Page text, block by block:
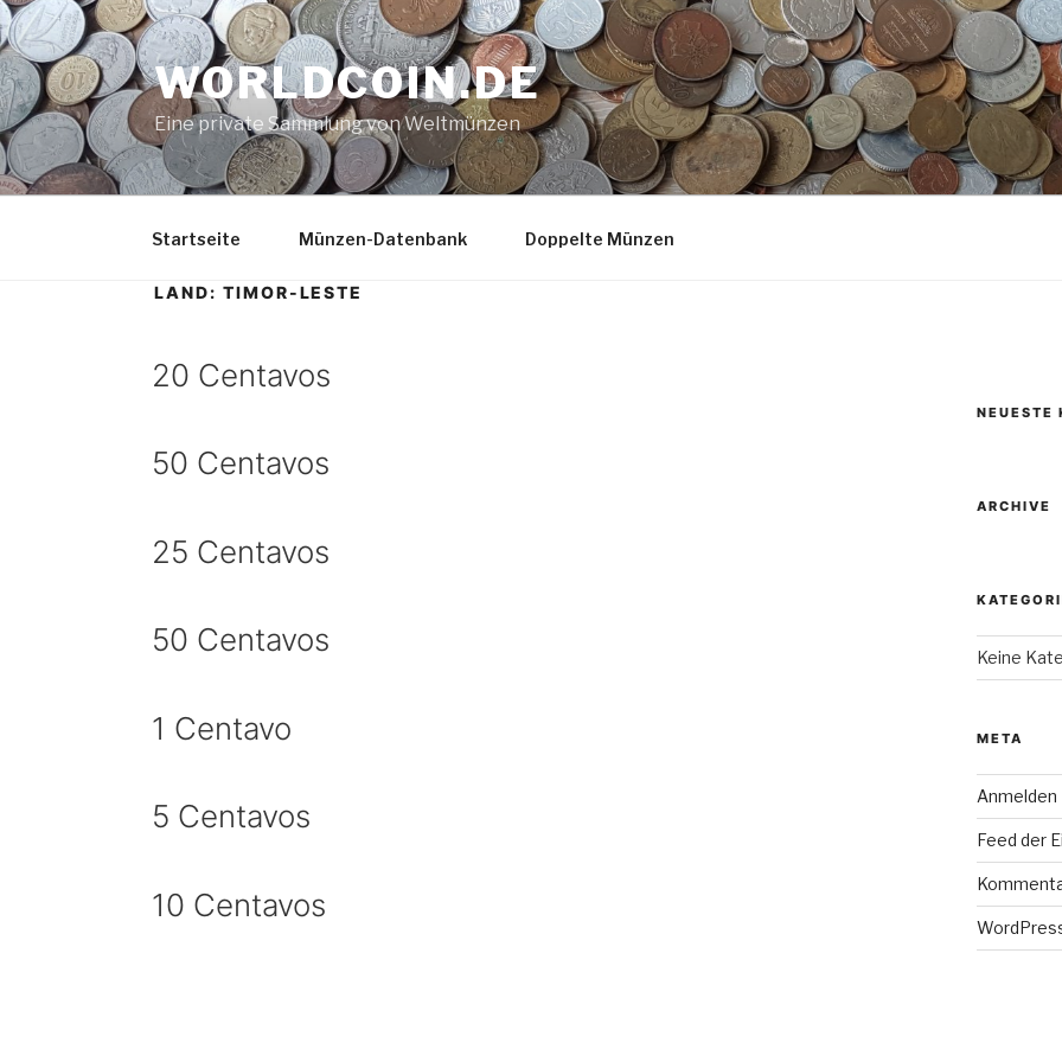
Zum
Inhalt
springen
WORLDCOIN.DE
Eine private Sammlung von Weltmünzen
Startseite Münzen-Datenbank Doppelte Münzen
LAND: TIMOR-LESTE
20 Centavos
50 Centavos
25 Centavos
50 Centavos
1 Centavo
5 Centavos
10 Centavos
NEUESTE
ARCHIVE
Keine
META
Anmelden
Feed der